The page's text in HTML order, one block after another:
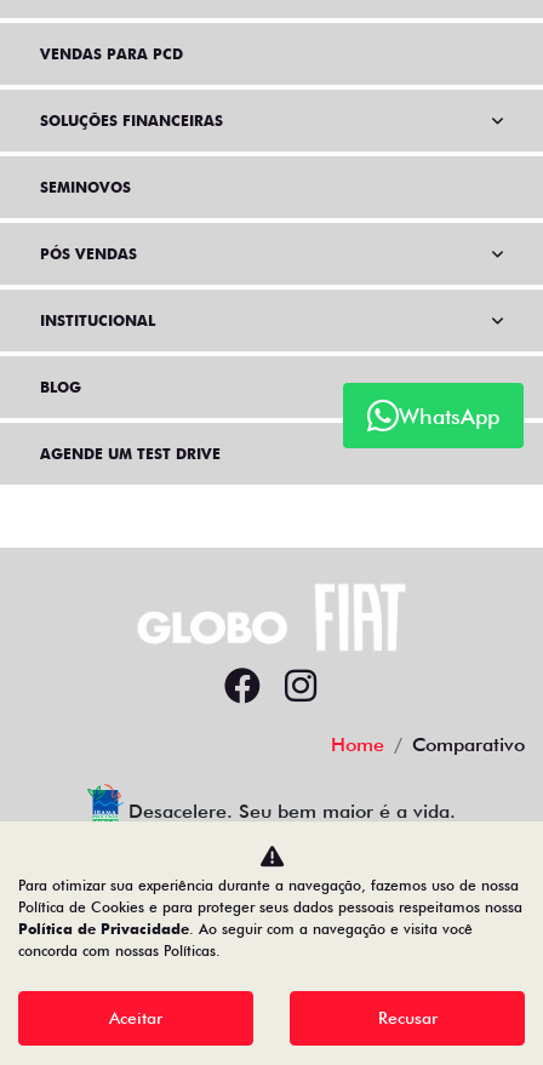
WhatsApp
VENDAS PARA PCD
SOLUÇÕES FINANCEIRAS
SEMINOVOS
PÓS VENDAS
INSTITUCIONAL
BLOG
AGENDE UM TEST DRIVE
Home Comparativo
Desacelere. Seu bem maior é a vida.
GLOBO PLANALTO COM. DE VEICULOS LTDA
47.238.029/0001-70
Desenvolvido pela DEALERSPACE ® Direitos Reservados.
Para otimizar sua experiência durante a navegação, fazemos uso de nossa
Política de Cookies e para proteger seus dados pessoais respeitamos nossa
Política de Privacidade. Ao seguir com a navegação e visita você
concorda com nossas Políticas.
Aceitar Recusar